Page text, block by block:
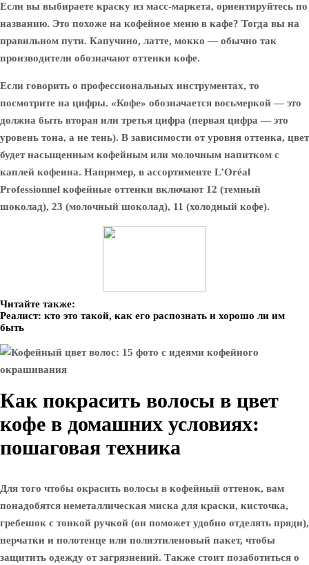
Если вы выбираете краску из масс-маркета, ориентируйтесь по
названию. Это похоже на кофейное меню в кафе? Тогда вы на
правильном пути. Капучино, латте, мокко — обычно так
производители обозначают оттенки кофе.
Если говорить о профессиональных инструментах, то
посмотрите на цифры. «Кофе» обозначается восьмеркой — это
должна быть вторая или третья цифра (первая цифра — это
уровень тона, а не тень). В зависимости от уровня оттенка, цвет
будет насыщенным кофейным или молочным напитком с
каплей кофеина. Например, в ассортименте L’Oréal
Professionnel кофейные оттенки включают 12 (темный
шоколад), 23 (молочный шоколад), 11 (холодный кофе).
Читайте также:
Реалист: кто это такой, как его распознать и хорошо ли им
быть
Как покрасить волосы в цвет
кофе в домашних условиях:
пошаговая техника
Для того чтобы окрасить волосы в кофейный оттенок, вам
понадобятся неметаллическая миска для краски, кисточка,
гребешок с тонкой ручкой (он поможет удобно отделять пряди),
перчатки и полотенце или полиэтиленовый пакет, чтобы
защитить одежду от загрязнений. Также стоит позаботиться о